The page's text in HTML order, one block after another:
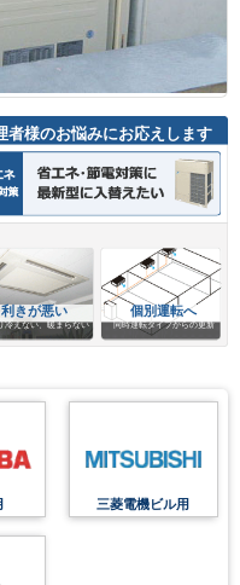
者様のお悩みにお応えします
利きが悪い
冷えない、暖まらない
個別運転へ
同時運転タイプからの更新
三菱電機ビル用